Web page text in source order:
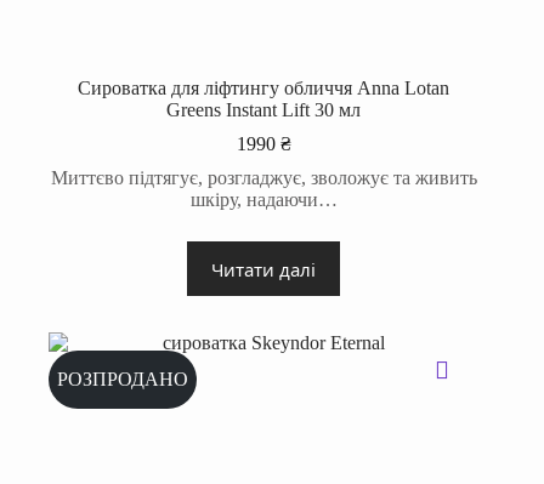
Сироватка для ліфтингу обличчя Anna Lotan
Greens Instant Lift 30 мл
1990 ₴
Миттєво підтягує, розгладжує, зволожує та живить
шкіру, надаючи…
Читати далі
РОЗПРОДАНО